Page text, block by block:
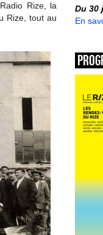
Rize, la
Rize, tout au
Du 30
En